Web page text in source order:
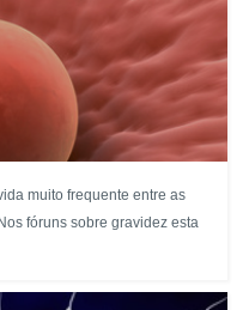
muito frequente entre as
fóruns sobre gravidez esta